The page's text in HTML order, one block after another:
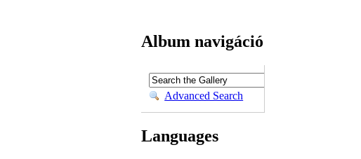
Album navigáció
Advanced Search
Languages